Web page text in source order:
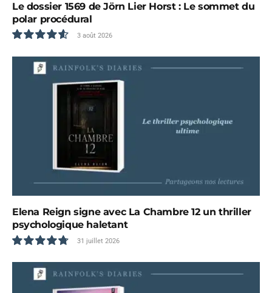
Le dossier 1569 de Jörn Lier Horst : Le sommet du
polar procédural
9.3
3 août 2026
Elena Reign signe avec La Chambre 12 un thriller
psychologique haletant
9.6
31 juillet 2026